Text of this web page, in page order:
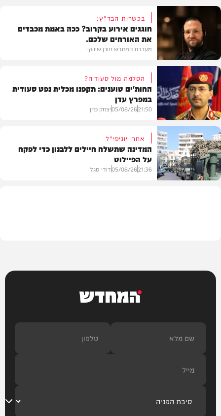
תוכן שיווקי
בכשרות הבד"ץ:
חוגגים אירוע בקרוב? ככה באמת מכבדים
את האורחים שלכם.
מערכת המחדש תוכן שיווקי
צבא וביטחון
הסלמה מול סעודיה?
החות'ים טוענים: תקפנו מכלית נפט סעודית
במפרץ עדן
21:50
05/08/26יצחק כהן
אחרי יוניפי"ל
המדינה שתשלח חיילים ללבנון כדי לפקח
על הפיילוט
21:36
05/08/26דודי סגל
המחדש